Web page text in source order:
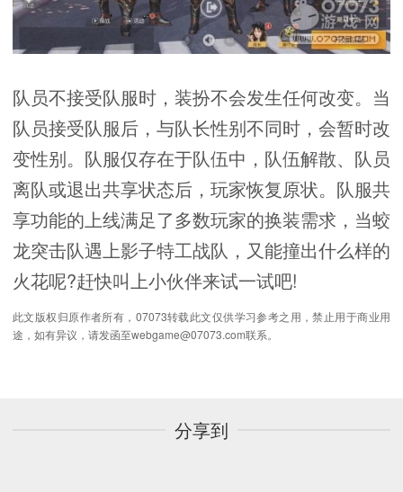
队员不接受队服时，装扮不会发生任何改变。当
队员接受队服后，与队长性别不同时，会暂时改
变性别。队服仅存在于队伍中，队伍解散、队员
离队或退出共享状态后，玩家恢复原状。队服共
享功能的上线满足了多数玩家的换装需求，当蛟
龙突击队遇上影子特工战队，又能撞出什么样的
火花呢?赶快叫上小伙伴来试一试吧!
此文版权归原作者所有，07073转载此文仅供学习参考之用，禁止用于商业用
途，如有异议，请发函至webgame@07073.com联系。
分享到